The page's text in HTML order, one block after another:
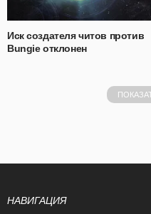
Иск создателя читов против
Bungie отклонен
НАВИГАЦИЯ